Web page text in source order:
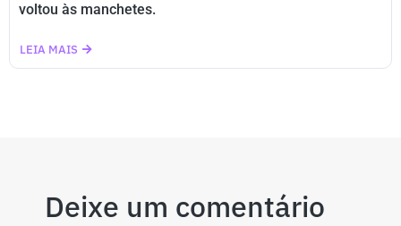
voltou às manchetes.
LEIA MAIS
Deixe um comentário